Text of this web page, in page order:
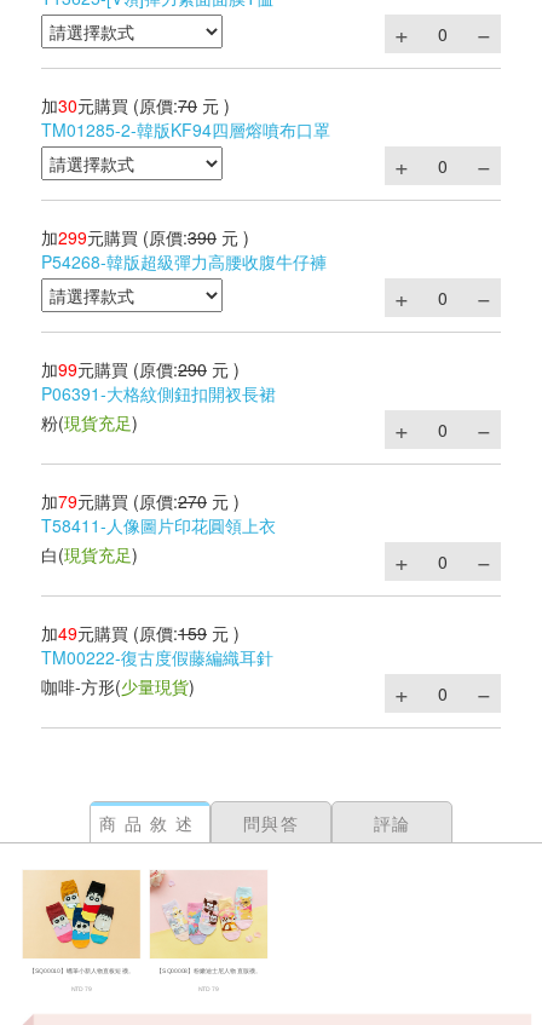
加30元購買 (原價:70 元 )
TM01285-2-韓版KF94四層熔噴布口罩
加299元購買 (原價:390 元 )
P54268-韓版超級彈力高腰收腹牛仔褲
加99元購買 (原價:290 元 )
P06391-大格紋側鈕扣開衩長裙
粉(現貨充足)
加79元購買 (原價:270 元 )
T58411-人像圖片印花圓領上衣
白(現貨充足)
加49元購買 (原價:159 元 )
TM00222-復古度假藤編織耳針
咖啡-方形(少量現貨)
商品敘述 問與答 評論